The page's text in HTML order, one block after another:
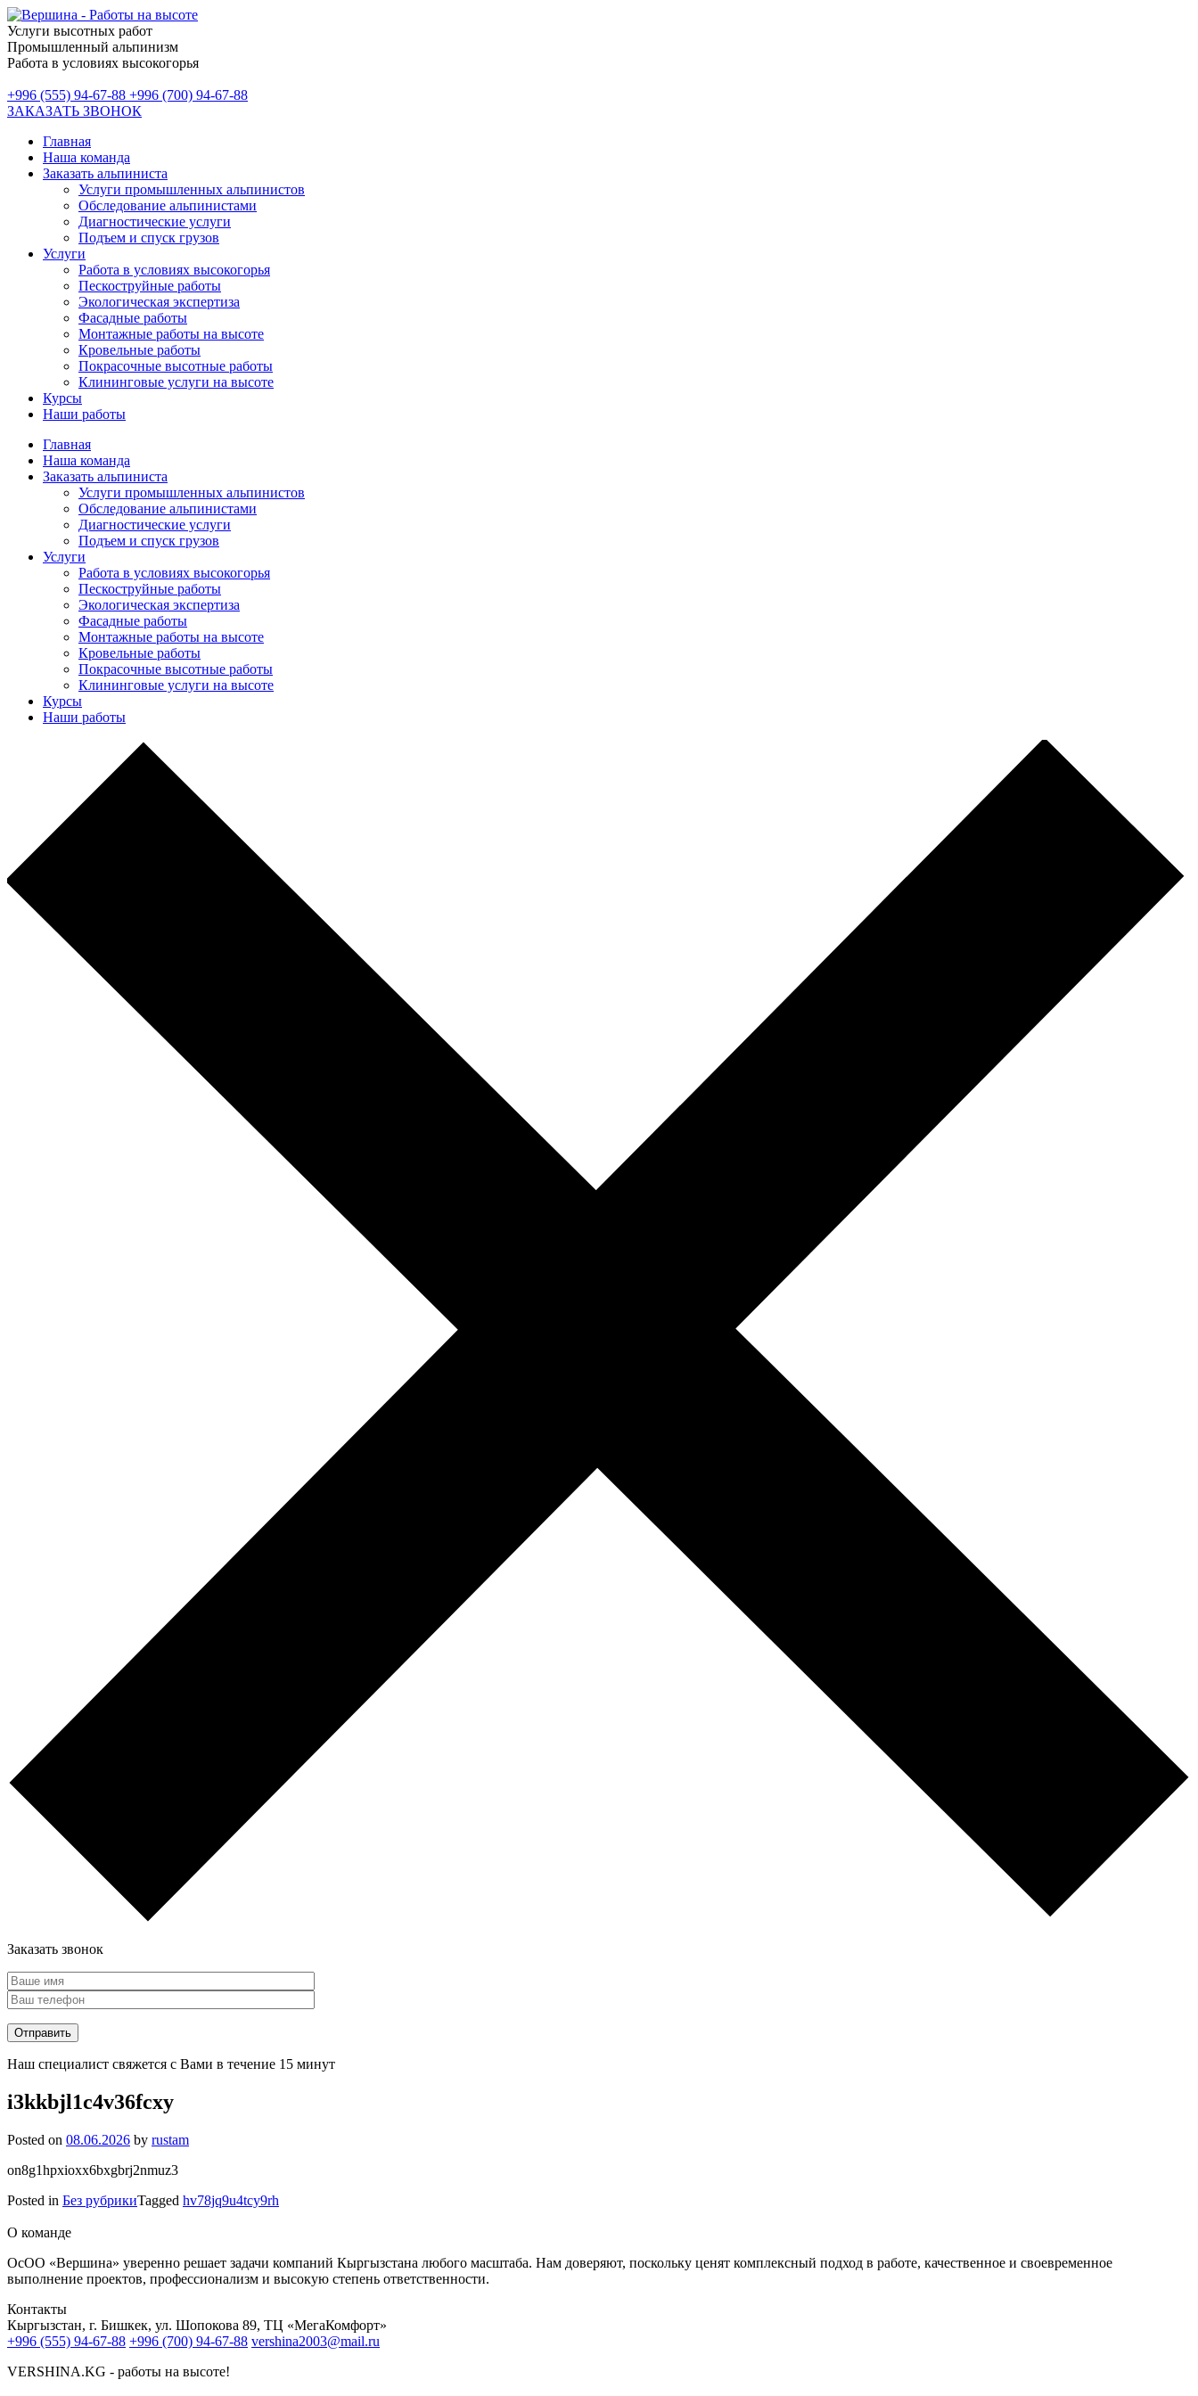
Услуги высотных работ
Промышленный альпинизм
Работа в условиях высокогорья
+996 (555) 94-67-88 +996 (700) 94-67-88
ЗАКАЗАТЬ ЗВОНОК
Главная
Наша команда
Заказать альпиниста
Услуги промышленных альпинистов
Обследование альпинистами
Диагностические услуги
Подъем и спуск грузов
Услуги
Работа в условиях высокогорья
Пескоструйные работы
Экологическая экспертиза
Фасадные работы
Монтажные работы на высоте
Кровельные работы
Покрасочные высотные работы
Клининговые услуги на высоте
Курсы
Наши работы
Главная
Наша команда
Заказать альпиниста
Услуги промышленных альпинистов
Обследование альпинистами
Диагностические услуги
Подъем и спуск грузов
Услуги
Работа в условиях высокогорья
Пескоструйные работы
Экологическая экспертиза
Фасадные работы
Монтажные работы на высоте
Кровельные работы
Покрасочные высотные работы
Клининговые услуги на высоте
Курсы
Наши работы
Заказать звонок
Наш специалист свяжется с Вами в течение 15 минут
i3kkbjl1c4v36fcxy
Posted on 08.06.2026 by rustam
on8g1hpxioxx6bxgbrj2nmuz3
Posted in Без рубрикиTagged hv78jq9u4tcy9rh
О команде
ОсОО «Вершина» уверенно решает задачи компаний Кыргызстана любого масштаба. Нам доверяют, поскольку ценят комплексный подход в работе, качественное и своевременное
выполнение проектов, профессионализм и высокую степень ответственности.
Контакты
Кыргызстан, г. Бишкек, ул. Шопокова 89, ТЦ «МегаКомфорт»
+996 (555) 94-67-88 +996 (700) 94-67-88 vershina2003@mail.ru
VERSHINA.KG - работы на высоте!